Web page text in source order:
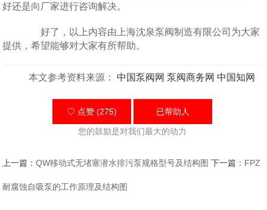
好还是向厂家进行咨询解决。
好了，以上内容由上海沈泉泵阀制造有限公司为大家
提供，希望能够对大家有所帮助。
本文参考资料来源： 中国泵阀网 泵阀商务网 中国知网
♡ 点赞 (275) 已帮助 人
您的鼓励是对我们最大的动力
上一篇：QW移动式无堵塞潜水排污泵规格型号及结构图 下一篇： FPZ
耐腐蚀自吸泵的工作原理及结构图